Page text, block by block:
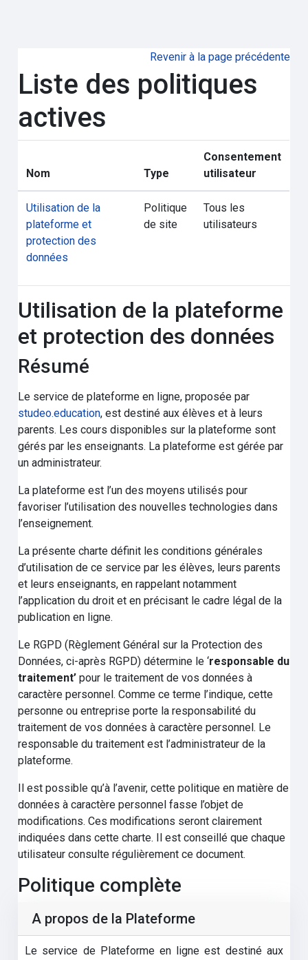
Revenir à la page précédente
Liste des politiques
actives
Nom Type
Consentement
utilisateur
Utilisation de la
plateforme et
protection des
données
Politique
de site
Tous les
utilisateurs
Utilisation de la plateforme
et protection des données
Résumé
Le service de plateforme en ligne, proposée par
studeo.education, est destiné aux élèves et à leurs
parents. Les cours disponibles sur la plateforme sont
gérés par les enseignants. La plateforme est gérée par
un administrateur.
La plateforme est l’un des moyens utilisés pour
favoriser l’utilisation des nouvelles technologies dans
l’enseignement.
La présente charte définit les conditions générales
d’utilisation de ce service par les élèves, leurs parents
et leurs enseignants, en rappelant notamment
l’application du droit et en précisant le cadre légal de la
publication en ligne.
Le RGPD (Règlement Général sur la Protection des
Données, ci-après RGPD) détermine le ‘responsable du
traitement’ pour le traitement de vos données à
caractère personnel. Comme ce terme l’indique, cette
personne ou entreprise porte la responsabilité du
traitement de vos données à caractère personnel. Le
responsable du traitement est l’administrateur de la
plateforme.
Il est possible qu’à l’avenir, cette politique en matière de
données à caractère personnel fasse l’objet de
modifications. Ces modifications seront clairement
indiquées dans cette charte. Il est conseillé que chaque
utilisateur consulte régulièrement ce document.
Politique complète
A propos de la Plateforme
Le service de Plateforme en ligne est destiné aux